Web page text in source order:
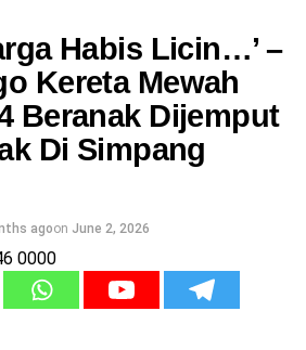
Habis Licin…’ –
Kereta Mewah
Beranak Dijemput
Di Simpang
agoon June 2, 2026